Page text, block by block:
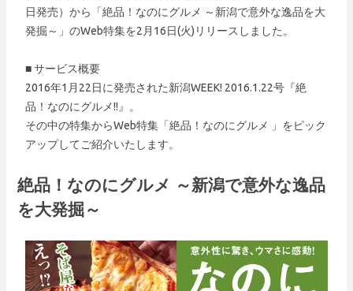
日発売）から「絶品！なのにグルメ ～新潟で意外な逸品を大
発掘～」のWeb特集を2月16日(火)リリースしました。
■ サービス概要
2016年1月22日に発売された新潟WEEK! 2016.1.22号『絶
品！なのにグルメ!!』。
その中の特集からWeb特集「絶品！なのにグルメ 」をピック
アップしてご紹介いたします。
絶品！なのにグルメ ～新潟で意外な逸品
を大発掘～